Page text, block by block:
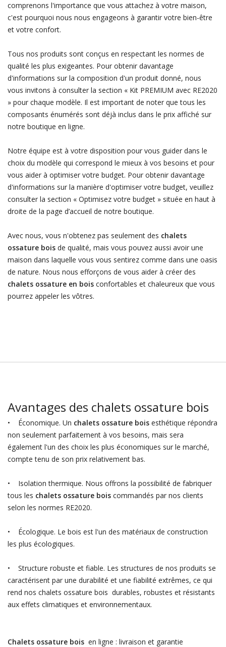
comprenons l'importance que vous attachez à votre maison,
c'est pourquoi nous nous engageons à garantir votre bien-être
et votre confort.
Tous nos produits sont conçus en respectant les normes de
qualité les plus exigeantes. Pour obtenir davantage
d'informations sur la composition d'un produit donné, nous
vous invitons à consulter la section « Kit PREMIUM avec RE2020
» pour chaque modèle. Il est important de noter que tous les
composants énumérés sont déjà inclus dans le prix affiché sur
notre boutique en ligne.
Notre équipe est à votre disposition pour vous guider dans le
choix du modèle qui correspond le mieux à vos besoins et pour
vous aider à optimiser votre budget. Pour obtenir davantage
d'informations sur la manière d'optimiser votre budget, veuillez
consulter la section « Optimisez votre budget » située en haut à
droite de la page d’accueil de notre boutique.
Avec nous, vous n'obtenez pas seulement des chalets
ossature bois de qualité, mais vous pouvez aussi avoir une
maison dans laquelle vous vous sentirez comme dans une oasis
de nature. Nous nous efforçons de vous aider à créer des
chalets ossature en boisconfortables et chaleureux que vous
pourrez appeler les vôtres.
Avantages des chalets ossature bois
• Économique. Un chalets ossature boisesthétique répondra
non seulement parfaitement à vos besoins, mais sera
également l'un des choix les plus économiques sur le marché,
compte tenu de son prix relativement bas.
• Isolation thermique. Nous offrons la possibilité de fabriquer
tous les chalets ossature boiscommandés par nos clients
selon les normes RE2020.
• Écologique. Le bois est l'un des matériaux de construction
les plus écologiques.
• Structure robuste et fiable. Les structures de nos produits se
caractérisent par une durabilité et une fiabilité extrêmes, ce qui
rend nos chalets ossature bois durables, robustes et résistants
aux effets climatiques et environnementaux.
Chalets ossature bois en ligne : livraison et garantie